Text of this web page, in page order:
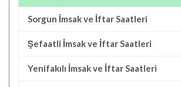
Sorgun İmsak ve İftar Saatleri
Şefaatli İmsak ve İftar Saatleri
Yenifakılı İmsak ve İftar Saatleri